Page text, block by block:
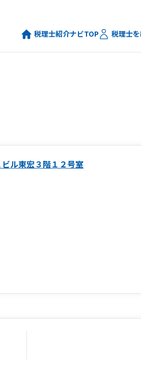
税理士紹介ナビTOP 税理士
ル東宏３階１２号室